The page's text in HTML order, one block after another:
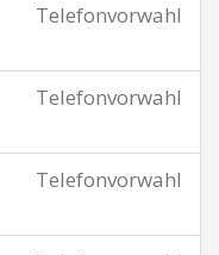
Telefonvorwahl
Telefonvorwahl
Telefonvorwahl